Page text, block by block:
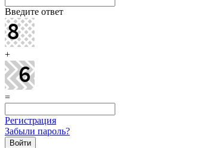
Введите ответ
+
=
Регистрация
Забыли пароль?